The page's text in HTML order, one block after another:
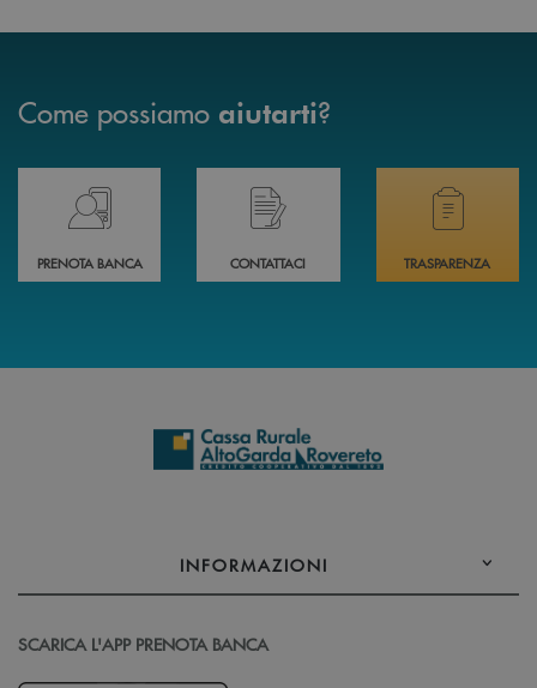
Come possiamo aiutarti?
Prenota il tuo appuntamento in Filiale direttamente da casa 24h su 24h
PRENOTA BANCA
Hai bisogno di assistenza immediata?
CONTATTACI
Hai bisogno di
TRASPARENZA
INFORMAZIONI
SCARICA L'APP PRENOTA BANCA